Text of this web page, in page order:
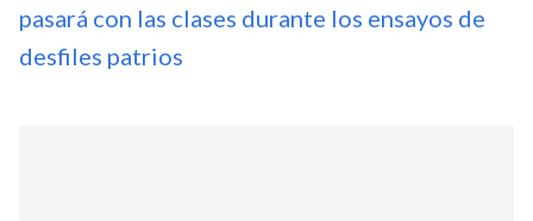
pasará con las clases durante los ensayos de
desfiles patrios